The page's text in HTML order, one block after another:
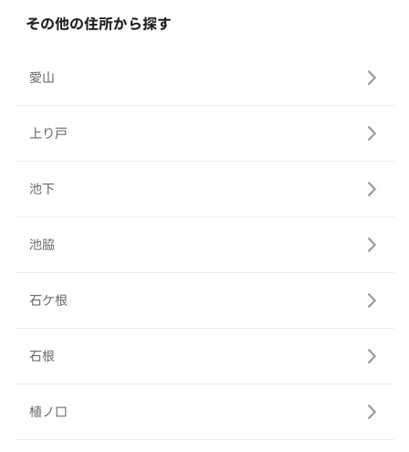
その他の住所から探す
愛山
上り戸
池下
池脇
石ケ根
石根
植ノ口